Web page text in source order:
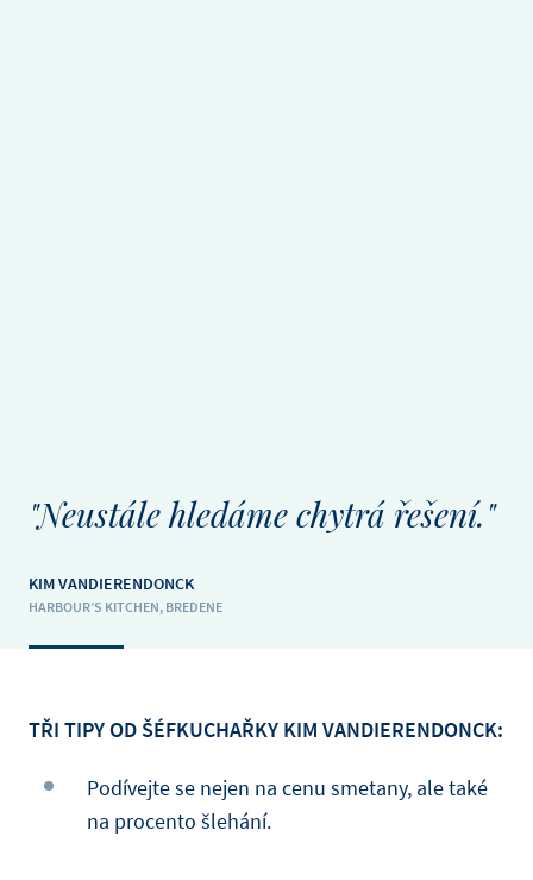
"Neustále hledáme chytrá řešení."
KIM VANDIERENDONCK
HARBOUR’S KITCHEN, BREDENE
TŘI TIPY OD ŠÉFKUCHAŘKY KIM VANDIERENDONCK:
Podívejte se nejen na cenu smetany, ale také
na procento šlehání.